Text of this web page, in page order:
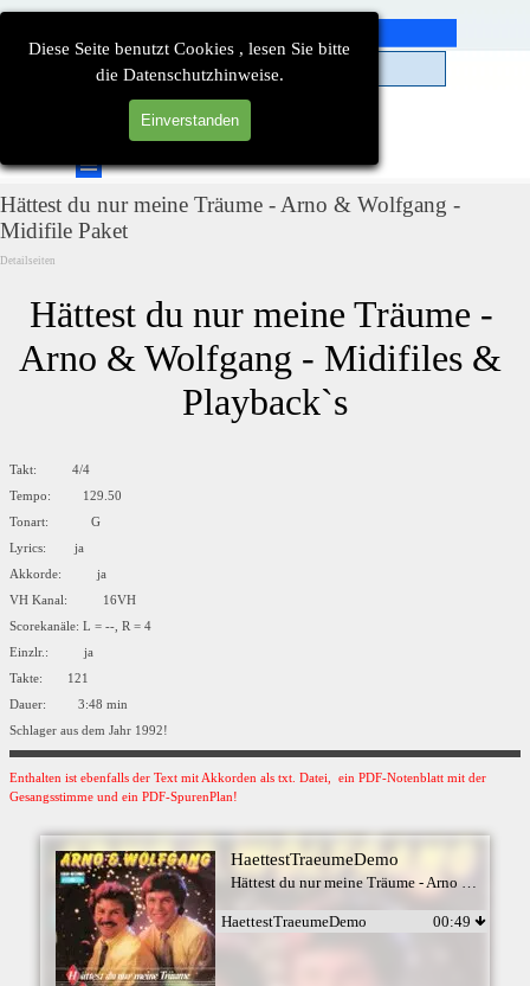
Diese Seite benutzt Cookies , lesen Sie bitte
die Datenschutzhinweise.
Einverstanden
Direkt zum Seiteninhalt
Menü überspringen
Hättest du nur meine Träume - Arno & Wolfgang -
Midifile Paket
Detailseiten
Hättest du nur meine Träume -
Arno & Wolfgang - Midifiles &
Playback`s
Takt: 4/4
Tempo: 129.50
Tonart: G
Lyrics: ja
Akkorde: ja
VH Kanal: 16VH
Scorekanäle: L = --, R = 4
Einzlr.: ja
Takte: 121
Dauer: 3:48 min
Schlager aus dem Jahr 1992!
Enthalten ist ebenfalls der Text mit Akkorden als txt. Datei, ein PDF-Notenblatt mit der
Gesangsstimme und ein PDF-SpurenPlan!
HaettestTraeumeDemo
Hättest du nur meine Träume - Arno & Wolfgang
HaettestTraeumeDemo 00:49